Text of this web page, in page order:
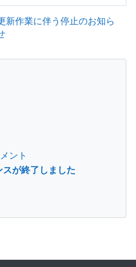
作業に伴う停止のお知ら
ント
が終了しました